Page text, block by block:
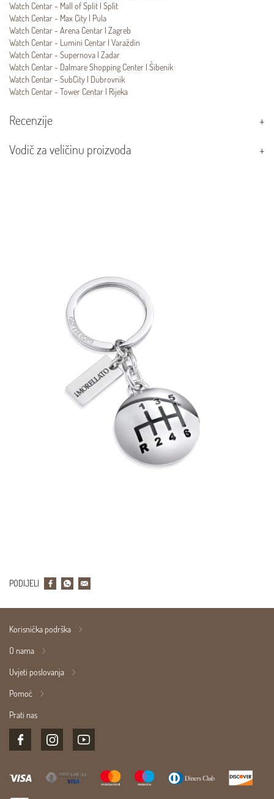
Watch Centar - Mall of Split | Split
Watch Centar - Max City | Pula
Watch Centar - Arena Centar | Zagreb
Watch Centar - Lumini Centar | Varaždin
Watch Centar - Supernova | Zadar
Watch Centar - Dalmare Shopping Center | Šibenik
Watch Centar - SubCity | Dubrovnik
Watch Centar - Tower Centar | Rijeka
Recenzije
Vodič za veličinu proizvoda
PODIJELI
Korisnička podrška
O nama
Uvjeti poslovanja
Pomoć
Prati nas